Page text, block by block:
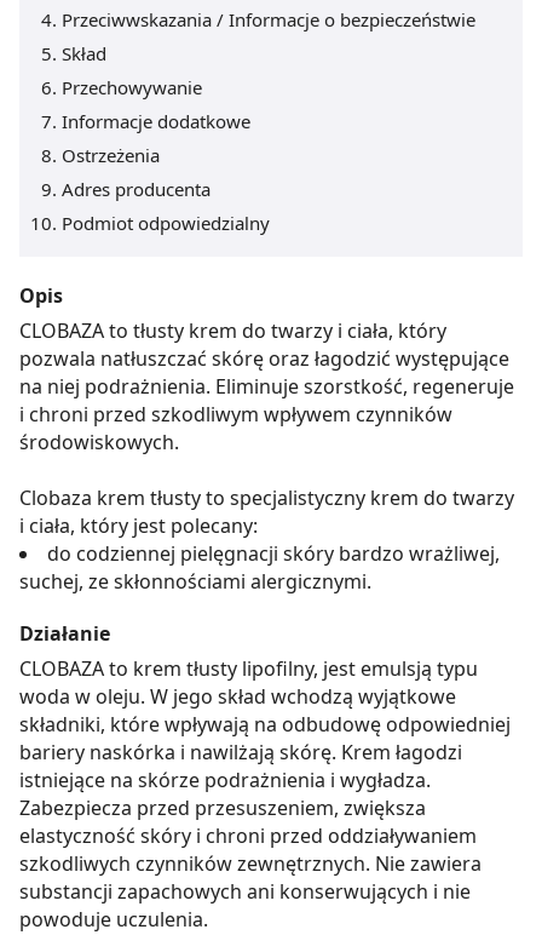
Przeciwwskazania / Informacje o bezpieczeństwie
Skład
Przechowywanie
Informacje dodatkowe
Ostrzeżenia
Adres producenta
Podmiot odpowiedzialny
Opis
CLOBAZA to tłusty krem do twarzy i ciała, który
pozwala natłuszczać skórę oraz łagodzić występujące
na niej podrażnienia. Eliminuje szorstkość, regeneruje
i chroni przed szkodliwym wpływem czynników
środowiskowych.
Clobaza krem tłusty to specjalistyczny krem do twarzy
i ciała, który jest polecany:
do codziennej pielęgnacji skóry bardzo wrażliwej,
suchej, ze skłonnościami alergicznymi.
Działanie
CLOBAZA to krem tłusty lipofilny, jest emulsją typu
woda w oleju. W jego skład wchodzą wyjątkowe
składniki, które wpływają na odbudowę odpowiedniej
bariery naskórka i nawilżają skórę. Krem łagodzi
istniejące na skórze podrażnienia i wygładza.
Zabezpiecza przed przesuszeniem, zwiększa
elastyczność skóry i chroni przed oddziaływaniem
szkodliwych czynników zewnętrznych. Nie zawiera
substancji zapachowych ani konserwujących i nie
powoduje uczulenia.